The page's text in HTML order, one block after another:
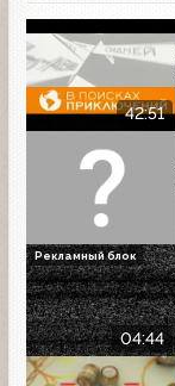
42:51
04:44
Рекламный блок